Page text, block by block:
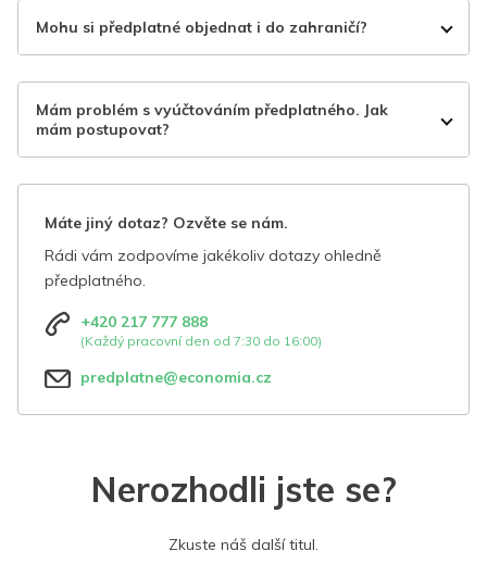
Mohu si předplatné objednat i do zahraničí?
Mám problém s vyúčtováním předplatného. Jak
mám postupovat?
Máte jiný dotaz? Ozvěte se nám.
Rádi vám zodpovíme jakékoliv dotazy ohledně
předplatného.
+420 217 777 888
(Každý pracovní den od 7:30 do 16:00)
predplatne@economia.cz
Nerozhodli jste se?
Zkuste náš další titul.